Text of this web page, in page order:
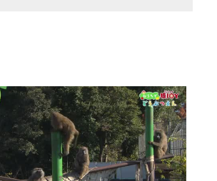
、
ツを除き、
スへの加入と『CCNetマイ
ログインが必要となりま
ご了承の程よろしくお願い